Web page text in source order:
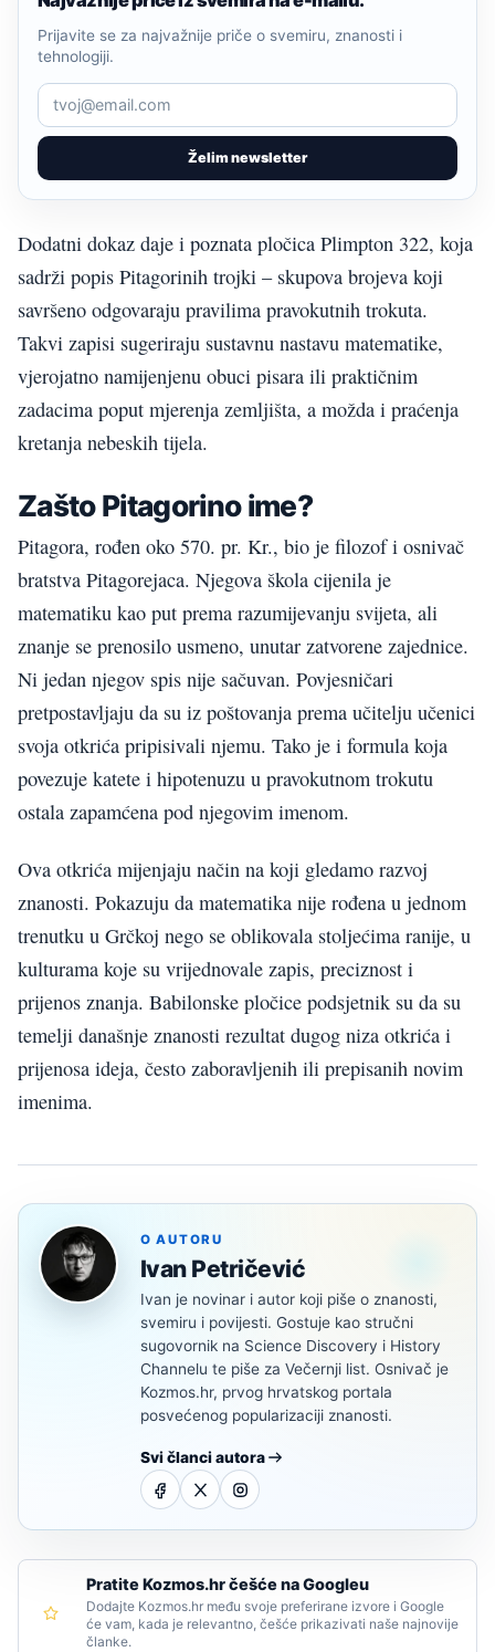
Želim newsletter
Prijavite se za najvažnije priče o svemiru, znanosti i
tehnologiji.
Dodatni dokaz daje i poznata pločica Plimpton 322, koja
sadrži popis Pitagorinih trojki – skupova brojeva koji
savršeno odgovaraju pravilima pravokutnih trokuta.
Takvi zapisi sugeriraju sustavnu nastavu matematike,
vjerojatno namijenjenu obuci pisara ili praktičnim
zadacima poput mjerenja zemljišta, a možda i praćenja
kretanja nebeskih tijela.
Zašto Pitagorino ime?
Pitagora, rođen oko 570. pr. Kr., bio je filozof i osnivač
bratstva Pitagorejaca. Njegova škola cijenila je
matematiku kao put prema razumijevanju svijeta, ali
znanje se prenosilo usmeno, unutar zatvorene zajednice.
Ni jedan njegov spis nije sačuvan. Povjesničari
pretpostavljaju da su iz poštovanja prema učitelju učenici
svoja otkrića pripisivali njemu. Tako je i formula koja
povezuje katete i hipotenuzu u pravokutnom trokutu
ostala zapamćena pod njegovim imenom.
Ova otkrića mijenjaju način na koji gledamo razvoj
znanosti. Pokazuju da matematika nije rođena u jednom
trenutku u Grčkoj nego se oblikovala stoljećima ranije, u
kulturama koje su vrijednovale zapis, preciznost i
prijenos znanja. Babilonske pločice podsjetnik su da su
temelji današnje znanosti rezultat dugog niza otkrića i
prijenosa ideja, često zaboravljenih ili prepisanih novim
imenima.
O AUTORU
Ivan Petričević
Ivan je novinar i autor koji piše o znanosti,
svemiru i povijesti. Gostuje kao stručni
sugovornik na Science Discovery i History
Channelu te piše za Večernji list. Osnivač je
Kozmos.hr, prvog hrvatskog portala
posvećenog popularizaciji znanosti.
Svi članci autora
Pratite Kozmos.hr češće na Googleu
Dodajte Kozmos.hr među svoje preferirane izvore i Google
će vam, kada je relevantno, češće prikazivati naše najnovije
članke.